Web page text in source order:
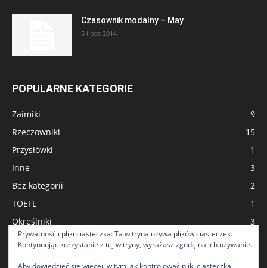
Czasownik modalny – May
5 lipca 2014
POPULARNE KATEGORIE
Zaimiki
9
Rzeczowniki
15
Przysłówki
1
Inne
3
Bez kategorii
2
TOEFL
1
Określniki
3
English in Use
Prywatność i pliki ciasteczka: Ta witryna używa plików ciasteczek.
Kontynuując korzystanie z tej witryny, wyrażasz zgodę na ich używanie.
Aby dowiedzieć się więcej, w tym jak kontrolować pliki ciasteczka,